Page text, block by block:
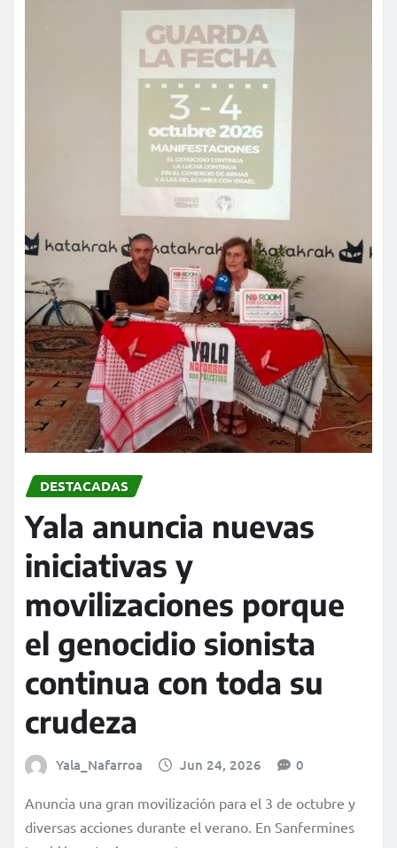
DESTACADAS
Yala anuncia nuevas
iniciativas y
movilizaciones porque
el genocidio sionista
continua con toda su
crudeza
Yala_Nafarroa Jun 24, 2026 0
Anuncia una gran movilización para el 3 de octubre y
diversas acciones durante el verano. En Sanfermines